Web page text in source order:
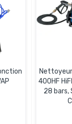
Nettoyeur
400HF
28 bars,